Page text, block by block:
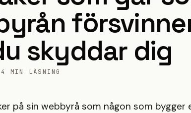
skyddar dig
MIN LÄSNING
på sin webbyrå som någon som bygger